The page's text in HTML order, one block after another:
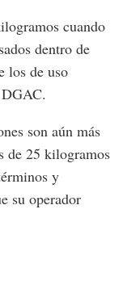
cuando
dentro de
los de uso
son aún más
de 25 kilogramos
y
su operador